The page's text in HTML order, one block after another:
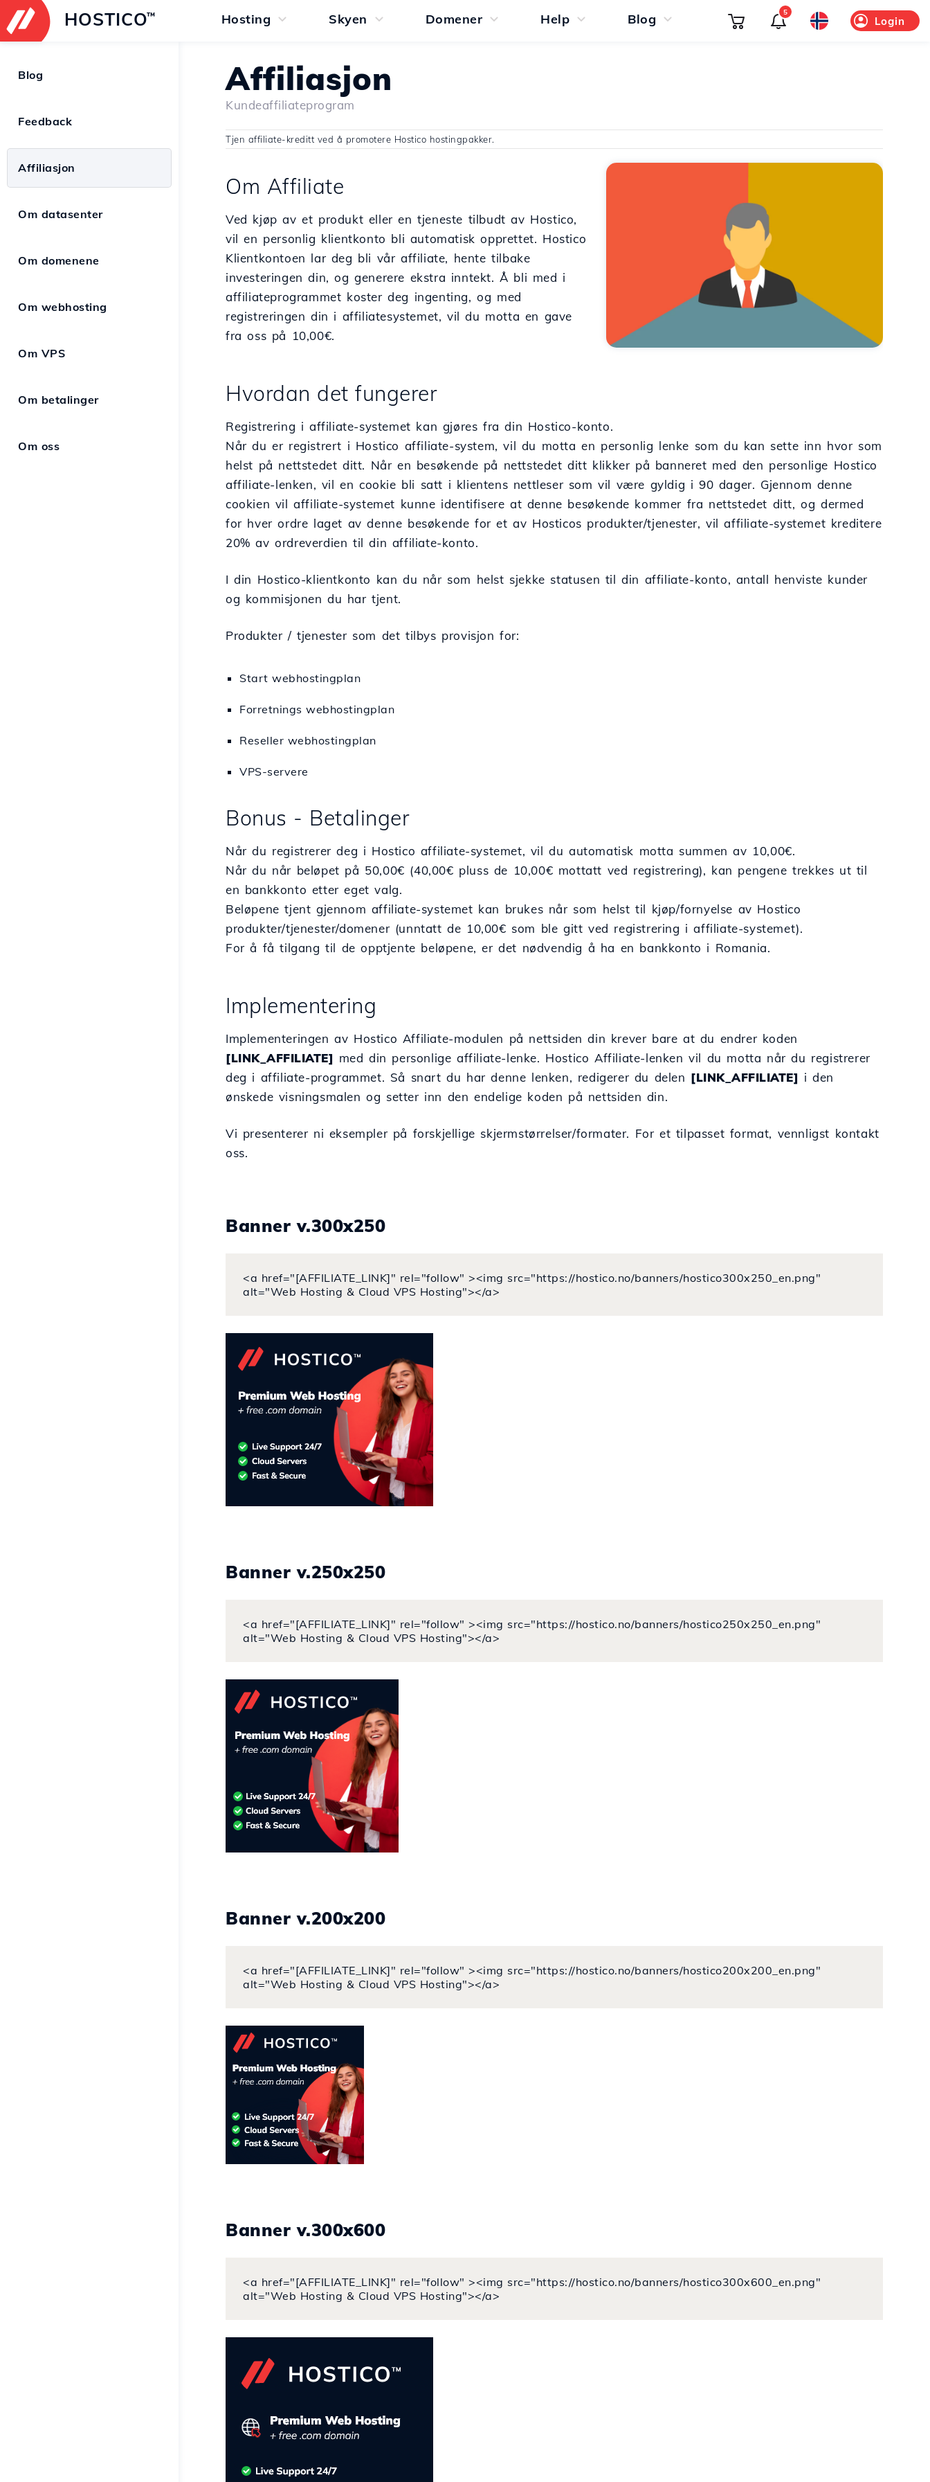
HOSTICO™ Hosting Skyen Domener Help Blog Login
5
Affiliasjon
Kundeaffiliateprogram
Tjen affiliate-kreditt ved å promotere Hostico hostingpakker.
Om Affiliate
Ved kjøp av et produkt eller en tjeneste tilbudt av Hostico,
vil en personlig klientkonto bli automatisk opprettet. Hostico
Klientkontoen lar deg bli vår affiliate, hente tilbake
investeringen din, og generere ekstra inntekt. Å bli med i
affiliateprogrammet koster deg ingenting, og med
registreringen din i affiliatesystemet, vil du motta en gave
fra oss på 10,00€.
Hvordan det fungerer
Registrering i affiliate-systemet kan gjøres fra din Hostico-konto.
Når du er registrert i Hostico affiliate-system, vil du motta en personlig lenke som du kan sette inn hvor som
helst på nettstedet ditt. Når en besøkende på nettstedet ditt klikker på banneret med den personlige Hostico
affiliate-lenken, vil en cookie bli satt i klientens nettleser som vil være gyldig i 90 dager. Gjennom denne
cookien vil affiliate-systemet kunne identifisere at denne besøkende kommer fra nettstedet ditt, og dermed
for hver ordre laget av denne besøkende for et av Hosticos produkter/tjenester, vil affiliate-systemet kreditere
20% av ordreverdien til din affiliate-konto.
I din Hostico-klientkonto kan du når som helst sjekke statusen til din affiliate-konto, antall henviste kunder
og kommisjonen du har tjent.
Produkter / tjenester som det tilbys provisjon for:
Start webhostingplan
Forretnings webhostingplan
Reseller webhostingplan
VPS-servere
Bonus - Betalinger
Når du registrerer deg i Hostico affiliate-systemet, vil du automatisk motta summen av 10,00€.
Når du når beløpet på 50,00€ (40,00€ pluss de 10,00€ mottatt ved registrering), kan pengene trekkes ut til
en bankkonto etter eget valg.
Beløpene tjent gjennom affiliate-systemet kan brukes når som helst til kjøp/fornyelse av Hostico
produkter/tjenester/domener (unntatt de 10,00€ som ble gitt ved registrering i affiliate-systemet).
For å få tilgang til de opptjente beløpene, er det nødvendig å ha en bankkonto i Romania.
Implementering
Implementeringen av Hostico Affiliate-modulen på nettsiden din krever bare at du endrer koden
[LINK_AFFILIATE] med din personlige affiliate-lenke. Hostico Affiliate-lenken vil du motta når du registrerer
deg i affiliate-programmet. Så snart du har denne lenken, redigerer du delen [LINK_AFFILIATE] i den
ønskede visningsmalen og setter inn den endelige koden på nettsiden din.
Vi presenterer ni eksempler på forskjellige skjermstørrelser/formater. For et tilpasset format, vennligst kontakt
oss.
Banner v.300x250
<a href="[AFFILIATE_LINK]" rel="follow" ><img src="https://hostico.no/banners/hostico300x250_en.png"
alt="Web Hosting & Cloud VPS Hosting"></a>
Banner v.250x250
<a href="[AFFILIATE_LINK]" rel="follow" ><img src="https://hostico.no/banners/hostico250x250_en.png"
alt="Web Hosting & Cloud VPS Hosting"></a>
Banner v.200x200
<a href="[AFFILIATE_LINK]" rel="follow" ><img src="https://hostico.no/banners/hostico200x200_en.png"
alt="Web Hosting & Cloud VPS Hosting"></a>
Banner v.300x600
<a href="[AFFILIATE_LINK]" rel="follow" ><img src="https://hostico.no/banners/hostico300x600_en.png"
alt="Web Hosting & Cloud VPS Hosting"></a>
Blog
Feedback
Affiliasjon
Om datasenter
Om domenene
Om webhosting
Om VPS
Om betalinger
Om oss